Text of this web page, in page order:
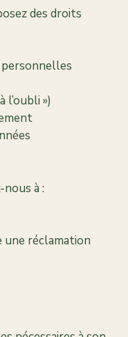
des droits
personnelles
l’oubli »)
à :
réclamation